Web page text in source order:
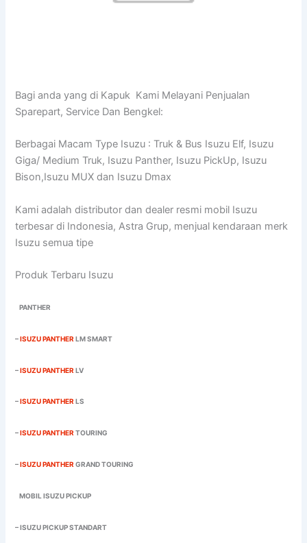
Bagi anda yang di Kapuk Kami Melayani Penjualan
Sparepart, Service Dan Bengkel:
Berbagai Macam Type Isuzu : Truk & Bus Isuzu Elf, Isuzu
Giga/ Medium Truk, Isuzu Panther, Isuzu PickUp, Isuzu
Bison,Isuzu MUX dan Isuzu Dmax
Kami adalah distributor dan dealer resmi mobil Isuzu
terbesar di Indonesia, Astra Grup, menjual kendaraan merk
Isuzu semua tipe
Produk Terbaru Isuzu
PANTHER
–ISUZU PANTHER LM SMART
–ISUZU PANTHER LV
–ISUZU PANTHER LS
–ISUZU PANTHER TOURING
–ISUZU PANTHER GRAND TOURING
MOBIL ISUZU PICKUP
– ISUZU PICKUP STANDART